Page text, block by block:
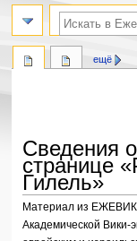
Сведения о
странице
Гилель»
Материал из
Академической Вики-
ещё
поиск по словам